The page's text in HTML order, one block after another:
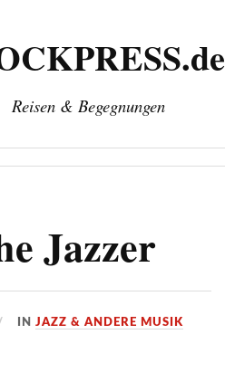
Reisen & Begegnungen
Jazzer
INJAZZ & ANDERE MUSIK